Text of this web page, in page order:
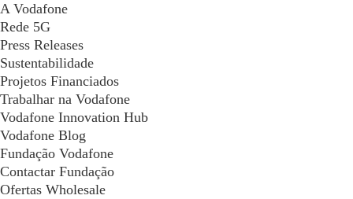
A Vodafone
Rede 5G
Press Releases
Sustentabilidade
Projetos Financiados
Trabalhar na Vodafone
Vodafone Innovation Hub
Vodafone Blog
Fundação Vodafone
Contactar Fundação
Ofertas Wholesale